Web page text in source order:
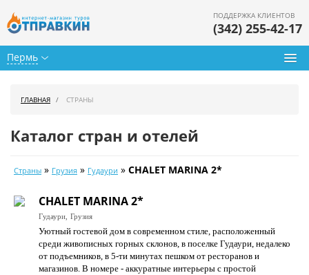
Пермь
ПОДДЕРЖКА КЛИЕНТОВ
(342) 255-42-17
Календарь туров
Цены дня
Страны
Как купить
ГЛАВНАЯ СТРАНЫ
Каталог стран и отелей
Страны » Грузия » Гудаури » CHALET MARINA 2*
CHALET MARINA 2*
Гудаури, Грузия
Уютный гостевой дом в современном стиле, расположенный
среди живописных горных склонов, в поселке Гудаури, недалеко
от подъемников, в 5-ти минутах пешком от ресторанов и
магазинов. В номере - аккуратные интерьеры с простой